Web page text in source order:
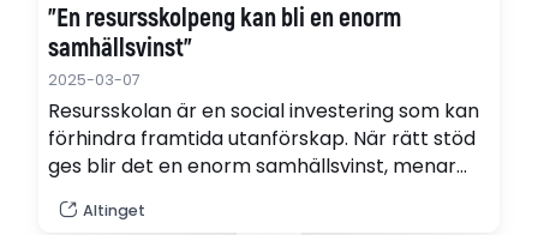
”En resursskolpeng kan bli en enorm
samhällsvinst”
2025-03-07
Resursskolan är en social investering som kan
förhindra framtida utanförskap. När rätt stöd
ges blir det en enorm samhällsvinst, menar
Magelungen, och nationalekonomen Ingvar
Altinget